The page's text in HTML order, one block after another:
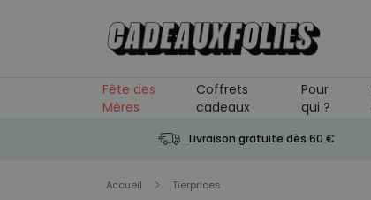
Fête des
Mères
Coffrets
cadeaux
Pour
qui ?
Livraison gratuite dès 60 €
Accueil Tierprices